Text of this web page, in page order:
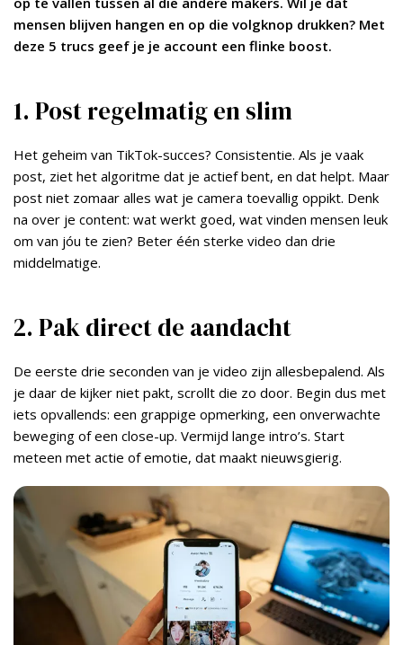
mensen blijven hangen en op die volgknop drukken? Met
deze 5 trucs geef je je account een flinke boost.
1. Post regelmatig en slim
Het geheim van TikTok-succes? Consistentie. Als je vaak
post, ziet het algoritme dat je actief bent, en dat helpt. Maar
post niet zomaar alles wat je camera toevallig oppikt. Denk
na over je content: wat werkt goed, wat vinden mensen leuk
om van jóu te zien? Beter één sterke video dan drie
middelmatige.
2. Pak direct de aandacht
De eerste drie seconden van je video zijn allesbepalend. Als
je daar de kijker niet pakt, scrollt die zo door. Begin dus met
iets opvallends: een grappige opmerking, een onverwachte
beweging of een close-up. Vermijd lange intro’s. Start
meteen met actie of emotie, dat maakt nieuwsgierig.